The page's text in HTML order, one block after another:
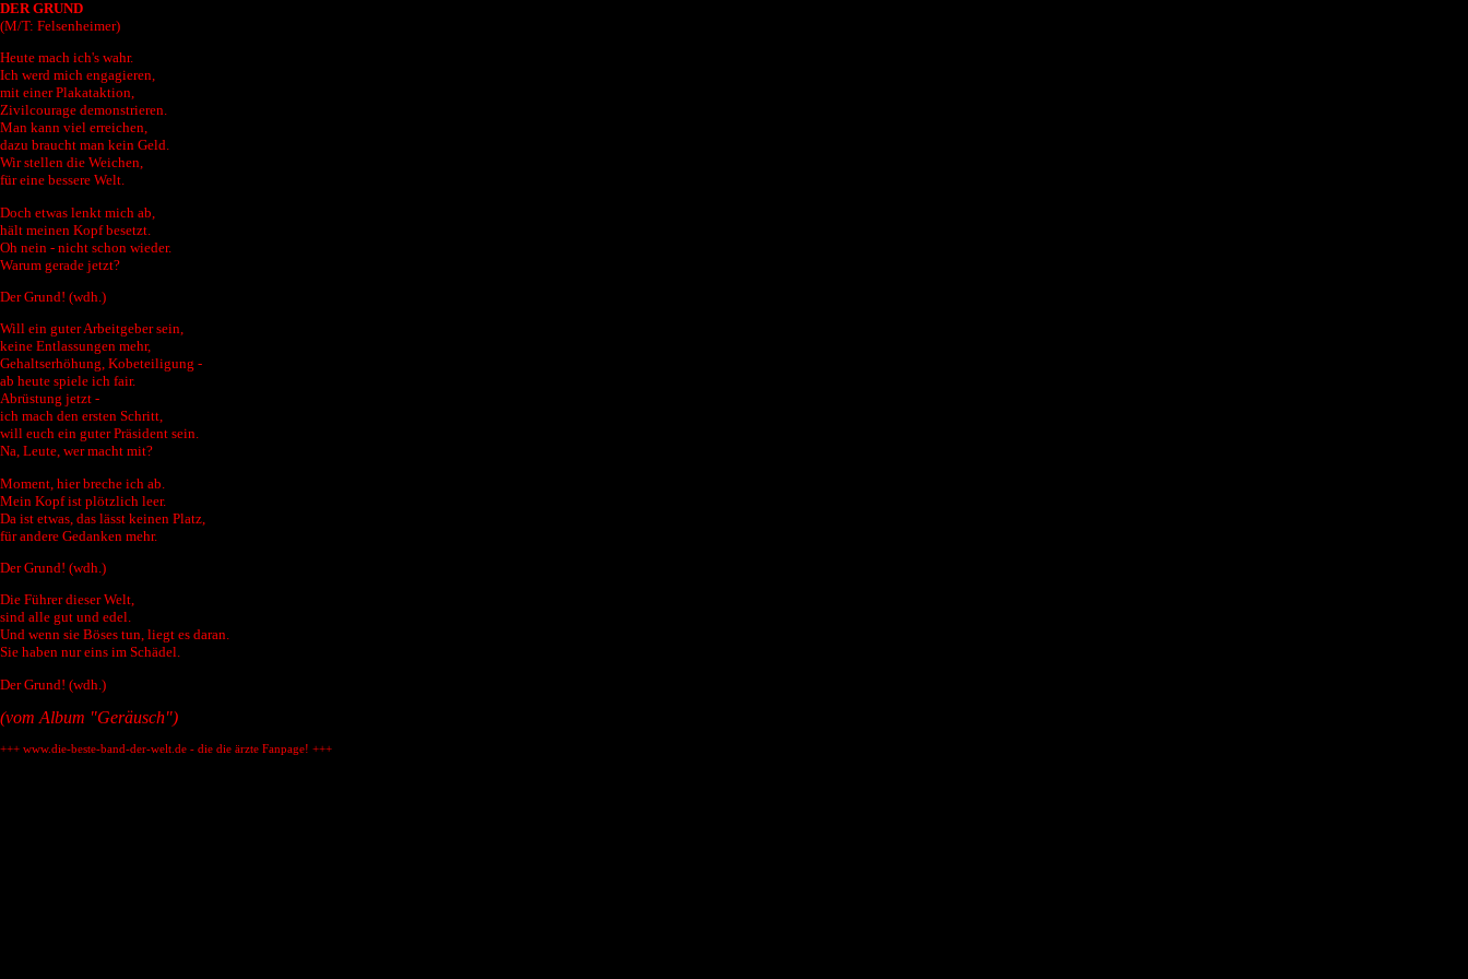
DER GRUND
(M/T: Felsenheimer)
Heute mach ich's wahr.
Ich werd mich engagieren,
mit einer Plakataktion,
Zivilcourage demonstrieren.
Man kann viel erreichen,
dazu braucht man kein Geld.
Wir stellen die Weichen,
für eine bessere Welt.
Doch etwas lenkt mich ab,
hält meinen Kopf besetzt.
Oh nein - nicht schon wieder.
Warum gerade jetzt?
Der Grund! (wdh.)
Will ein guter Arbeitgeber sein,
keine Entlassungen mehr,
Gehaltserhöhung, Kobeteiligung -
ab heute spiele ich fair.
Abrüstung jetzt -
ich mach den ersten Schritt,
will euch ein guter Präsident sein.
Na, Leute, wer macht mit?
Moment, hier breche ich ab.
Mein Kopf ist plötzlich leer.
Da ist etwas, das lässt keinen Platz,
für andere Gedanken mehr.
Der Grund! (wdh.)
Die Führer dieser Welt,
sind alle gut und edel.
Und wenn sie Böses tun, liegt es daran.
Sie haben nur eins im Schädel.
Der Grund! (wdh.)
(vom Album "Geräusch")
+++ www.die-beste-band-der-welt.de - die die ärzte Fanpage! +++